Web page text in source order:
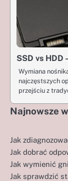
SSD vs
Wymiana
najczęstszych
przejściu z
Najnowsze
Jak
Jak dobrać
Jak wymienić
Jak sprawdzić